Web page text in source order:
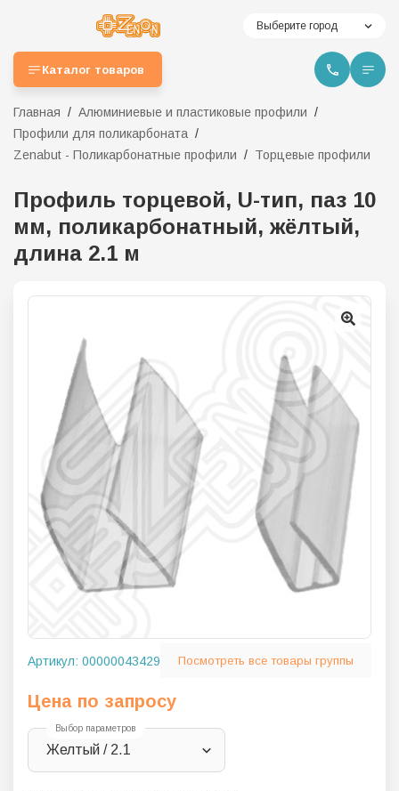
Выберите город
Каталог товаров
Главная
Алюминиевые и пластиковые профили
Профили для поликарбоната
Zenabut - Поликарбонатные профили
Торцевые профили
Профиль торцевой, U-тип, паз 10
мм, поликарбонатный, жёлтый,
длина 2.1 м
Артикул: 00000043429 Посмотреть все товары группы
Цена по запросу
Выбор параметров
Желтый / 2.1